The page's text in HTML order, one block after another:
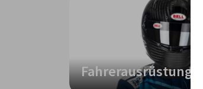
Fahrerausrüstung